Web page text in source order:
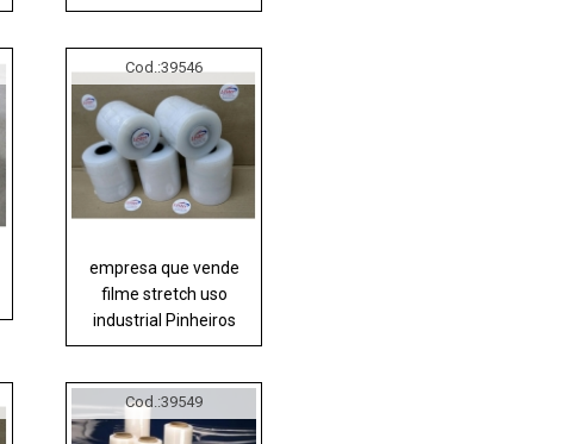
Cod.:39546
empresa que vende
filme stretch uso
industrial Pinheiros
Cod.:39549